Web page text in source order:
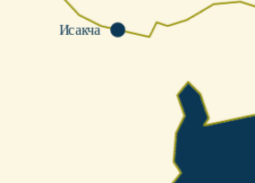
Исакча